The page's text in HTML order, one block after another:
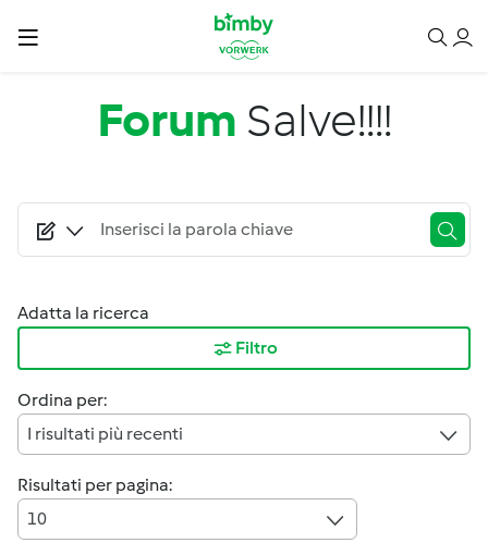
Salta al contenuto principale
Forum Salve!!!!
Adatta la ricerca
Filtro
Ordina per:
I risultati più recenti
Risultati per pagina:
10